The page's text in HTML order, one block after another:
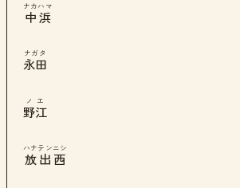
中浜
ナカハマ
永田
ナガタ
野江
ノエ
放出西
ハナテンニシ